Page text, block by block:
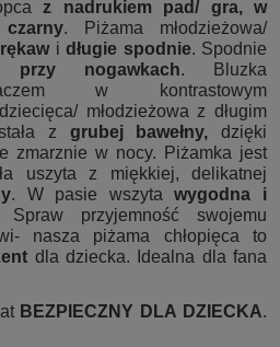
z nadrukiem pad/ gra, w
. Piżama młodzieżowa/
idługie spodnie. Spodnie
przy nogawkach. Bluzka
w kontrastowym
młodzieżowa z długim
z grubej bawełny, dzięki
zmarznie w nocy. Piżamka jest
uszyta z miękkiej, delikatnej
. W pasie wszytawygodna i
Spraw przyjemność swojemu
nasza piżama chłopięca to
dla dziecka. Idealna dla fana
BEZPIECZNY DLA DZIECKA.